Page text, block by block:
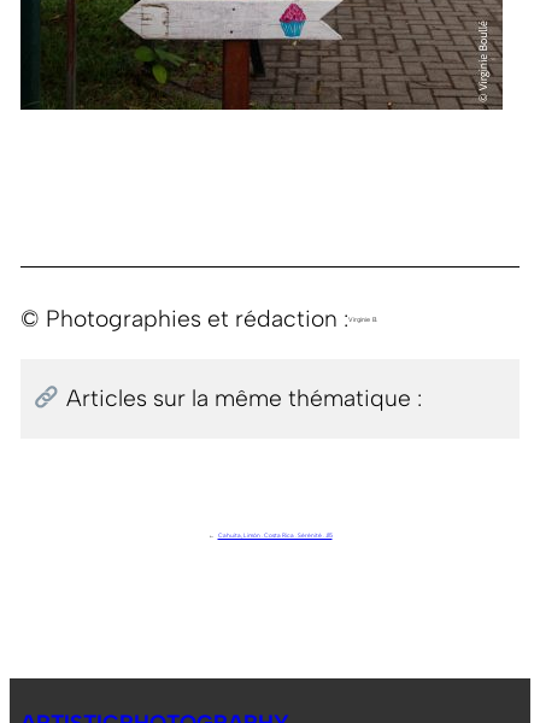
© Photographies et rédaction :Virginie B.
Articles sur la même thématique :
← Cahuita, Limón . Costa Rica . Sérénité . J15